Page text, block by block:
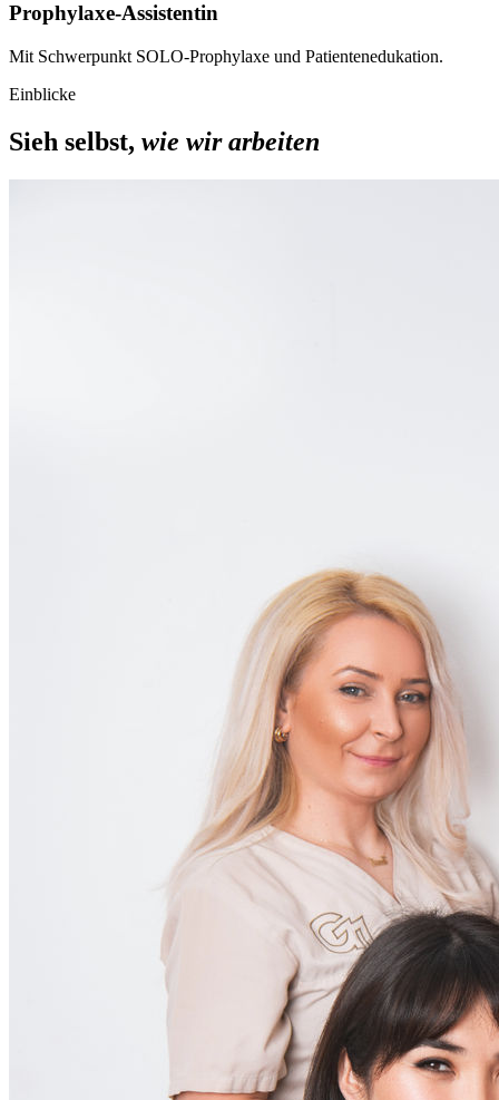
Prophylaxe-Assistentin
Mit Schwerpunkt SOLO-Prophylaxe und Patientenedukation.
Einblicke
Sieh selbst, wie wir arbeiten